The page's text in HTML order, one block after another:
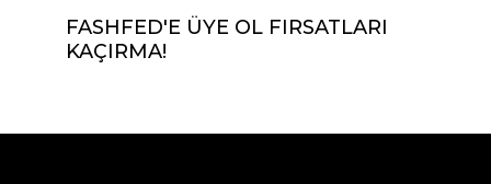
FASHFED'E ÜYE OL FIRSATLARI
KAÇIRMA!